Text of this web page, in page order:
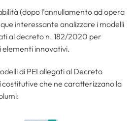
(dopo l’annullamento ad opera
interessante analizzare i modelli
al decreto n. 182/2020 per
elementi innovativi.
di PEI allegati al Decreto
costitutive che ne caratterizzano la